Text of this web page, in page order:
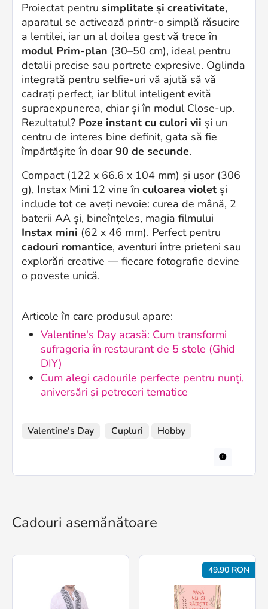
Proiectat pentru simplitate și creativitate,
aparatul se activează printr-o simplă răsucire
a lentilei, iar un al doilea gest vă trece în
modul Prim-plan (30–50 cm), ideal pentru
detalii precise sau portrete expresive. Oglinda
integrată pentru selfie-uri vă ajută să vă
cadrați perfect, iar blitul inteligent evită
supraexpunerea, chiar și în modul Close-up.
Rezultatul? Poze instant cu culori vii și un
centru de interes bine definit, gata să fie
împărtășite în doar90 de secunde.
Compact (122 x 66.6 x 104 mm) și ușor (306
g), Instax Mini 12 vine în culoarea violet și
include tot ce aveți nevoie: curea de mână, 2
baterii AA și, bineînțeles, magia filmului
Instax mini (62 x 46 mm). Perfect pentru
cadouri romantice, aventuri între prieteni sau
explorări creative — fiecare fotografie devine
o poveste unică.
Articole în care produsul apare:
Valentine's Day acasă: Cum transformi
sufrageria în restaurant de 5 stele (Ghid
DIY)
Cum alegi cadourile perfecte pentru nunți,
aniversări și petreceri tematice
Valentine's Day Cupluri Hobby
Cadouri asemănătoare
49.90 RON